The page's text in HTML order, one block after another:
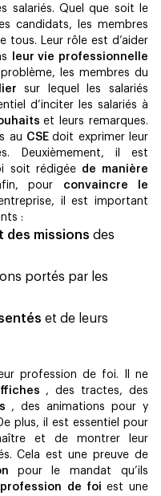
salariés. Quel que soit le
candidats, les membres
tous. Leur rôle est d’aider
leur vie professionnelle
les membres du
sur lequel les salariés
d’inciter les salariés à
et leurs remarques.
au CSEdoit exprimer leur
Deuxièmement, il est
soit rédigée de manière
pour convaincre le
il est important
:
des missions des
portés par les
et de leurs
profession de foi. Il ne
, des tractes, des
, des animations pour y
plus, il est essentiel pour
et de montrer leur
Cela est une preuve de
pour le mandat qu’ils
profession de foi est une